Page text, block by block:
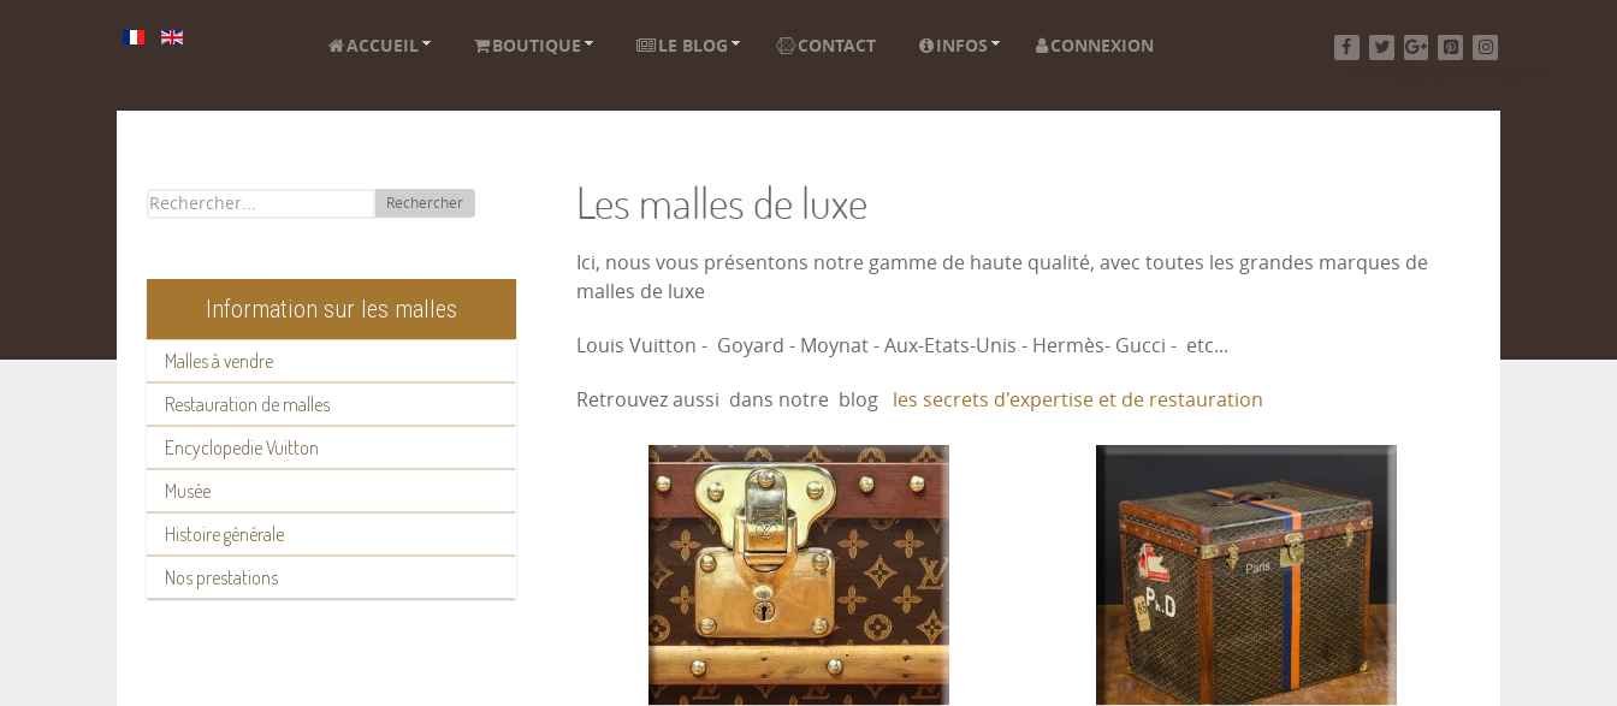
ACCUEIL BOUTIQUE LE BLOG CONTACT INFOS
CONNEXION
Rechercher
Information sur les malles
Malles à vendre
Restauration de malles
Encyclopedie Vuitton
Musée
Histoire générale
Nos prestations
Les malles de luxe
Ici, nous vous présentons notre gamme de haute qualité, avec toutes les grandes marques de
malles de luxe
Louis Vuitton - Goyard - Moynat - Aux-Etats-Unis - Hermès- Gucci - etc...
Retrouvez aussi dans notre blog les secrets d'expertise et de restauration